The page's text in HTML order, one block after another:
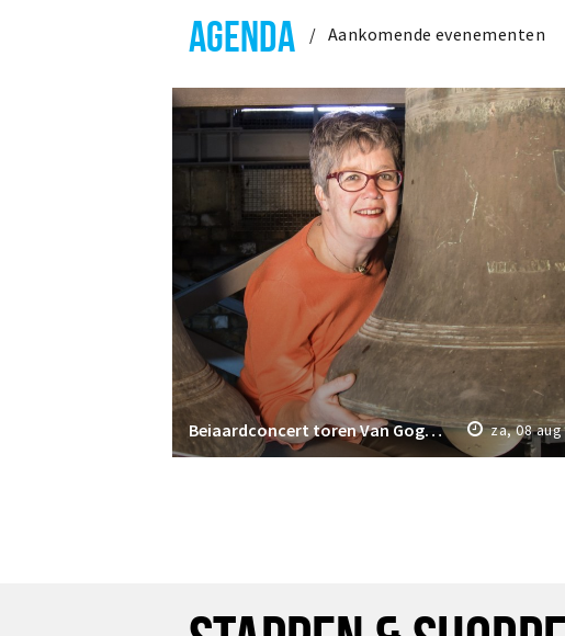
AGENDA Aankomende evenementen
za, 08 aug
Beiaardconcert toren Van Gogh Kerk